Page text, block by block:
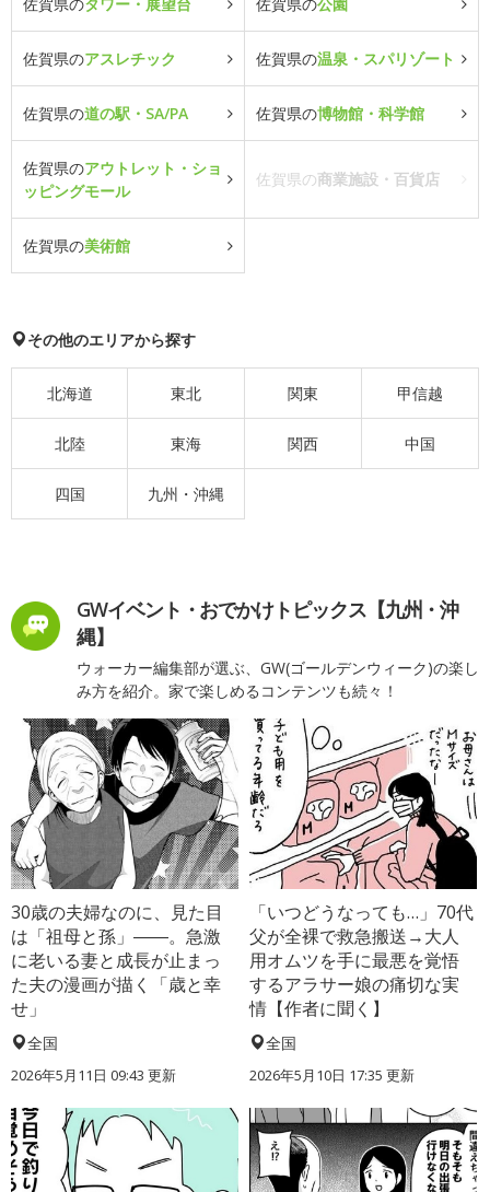
佐賀県のアスレチック 佐賀県の温泉・スパリゾート
佐賀県の道の駅・SA/PA 佐賀県の博物館・科学館
佐賀県のアウトレット・ショ
ッピングモール
佐賀県の商業施設・百貨店
佐賀県の美術館
その他のエリアから探す
北海道 東北 関東 甲信越
北陸 東海 関西 中国
四国 九州・沖縄
GWイベント・おでかけトピックス【九州・沖
縄】
ウォーカー編集部が選ぶ、GW(ゴールデンウィーク)の楽し
み方を紹介。家で楽しめるコンテンツも続々！
30歳の夫婦なのに、見た目
は「祖母と孫」――。急激
に老いる妻と成長が止まっ
た夫の漫画が描く「歳と幸
せ」
全国
2026年5月11日 09:43 更新
「いつどうなっても…」70代
父が全裸で救急搬送→大人
用オムツを手に最悪を覚悟
するアラサー娘の痛切な実
情【作者に聞く】
全国
2026年5月10日 17:35 更新